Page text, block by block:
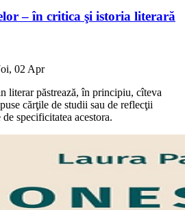
– în critica şi istoria literară
02 Apr
literar păstrează, în principiu, cîteva
cărţile de studii sau de reflecţii
specificitatea acestora.